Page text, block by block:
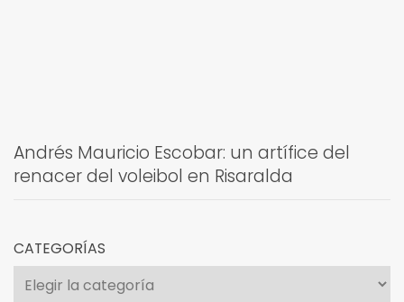
Andrés Mauricio Escobar: un artífice del
renacer del voleibol en Risaralda
CATEGORÍAS
Categorías